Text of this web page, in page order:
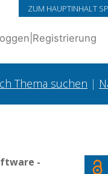
ZUM HAUPTINHALT
Registrierung
Thema suchen |
-